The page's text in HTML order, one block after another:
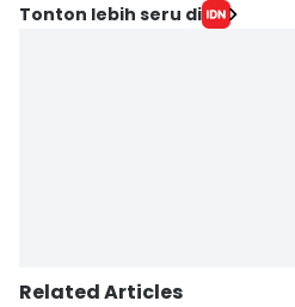
Tonton lebih seru di
Related Articles